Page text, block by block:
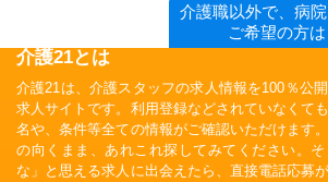
介護職以外で、病
ご希望の方は
介護21とは
介護21は、介護スタッフの求人情報を100％公
求人サイトです。利用登録などされていなくて
名や、条件等全ての情報がご確認いただけます
の向くまま、あれこれ探してみてください。
な」と思える求人に出会えたら、直接電話応募